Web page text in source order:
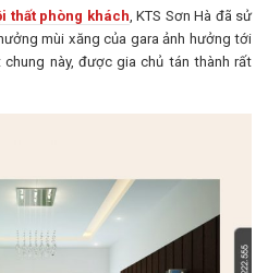
thất phòng khách, KTS Sơn Hà đã sử
mùi xăng của gara ảnh hưởng tới
này, được gia chủ tán thành rất